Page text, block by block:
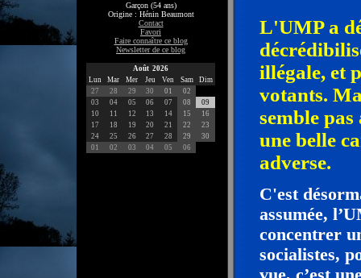
Garçon (54 ans)
Origine : Hénin Beaumont
Contact
Favori
Faire connaître ce blog
Newsletter de ce blog
Août 2026
Lun
Mar Mer Jeu Ven Sam
Dim
27
28 29 30 01
02
03
04 05 06 07 08
09
10
11 12 13 14 15
16
17
18 19 20 21 22
23
24
25 26 27 28 29
30
01
02 03 04 05 06
L'UMP a
illégale, et
votants.
semble
une belle
adverse.
C'est
assumée,
concentrer
socialistes,